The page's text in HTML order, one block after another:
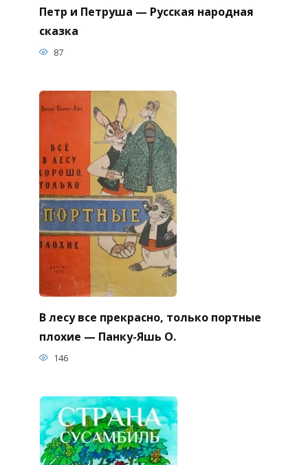
Петр и Петруша — Русская народная
сказка
87
В лесу все прекрасно, только портные
плохие — Панку-Яшь О.
146